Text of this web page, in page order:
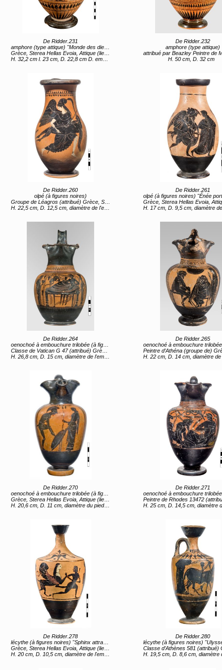
De Ridder.231
amphore (type attique) "Monde des dieux et monde des héros"
Grèce, Sterea Hellas Evoia, Attique (lieu de création) 2e moitié 6e siècle av JC
H. 32,2 cm l. 23 cm, D. 22,8 cm D. embouchure 15,7 cm
De Ridder.232
amphore (type attique)
attribué par Beazley Peintre de Munich 1519 (attribué) Grèce, Sterea Hellas Evoia, Attique (lieu de création) 4e
H. 50 cm, D. 32 cm
De Ridder.260
olpé (à figures noires)
Groupe de Léagros (attribué) Grèce, Sterea Hellas Evoia, Attique (lieu de création) 4e quart 6e siècle av JC
H. 22,5 cm, D. 12,5 cm, diamètre de l'embouchure 9,6 cm, diamètre du pied 8,5 cm
De Ridder.261
olpé (à figures noires) "Énée portant Anchise" (titre
Grèce, Sterea Hellas Evoia, Attique (lieu de création) 2e moitié
H. 17 cm, D. 9,5 cm, diamètre de l'embouchure 5,9 cm, diamètre
De Ridder.264
oenochoé à embouchure trilobée (à figures noires) "Symposion : Héraclès et Dionysos" (titre d'usage)
Classe de Vatican G 47 (attribué) Grèce, Sterea Hellas Evoia, Attique (lieu de création) 2e moitié 6e siècle av JC
H. 26,8 cm, D. 15 cm, diamètre de l'embouchure 10,5 cm, diamètre du pied 9 cm
De Ridder.265
oenochoé à embouchure trilobée (à figures noires) "Ambassade d'Ulysse auprès
Peintre d’Athéna (groupe de) Grèce, Sterea Hellas Evoia, Attique (lieu de création) 2e
H. 22 cm, D. 14 cm, diamètre de l'embouchure 10,1 cm, diamètre du
De Ridder.270
oenochoé à embouchure trilobée (à figures noires) "Guerrier s'armant et femme" (titre d'usage)
Grèce, Sterea Hellas Evoia, Attique (lieu de création) 6e siècle av JC
H. 20,6 cm, D. 11 cm, diamètre du pied 5,6 cm
De Ridder.271
oenochoé à embouchure trilobée (à figures noires) "Symposion avec Héraklès et le centaure
Peintre de Rhodes 13472 (attribué) Grèce, Sterea Hellas Evoia, Attique (lieu de création) 2e
H. 25 cm, D. 14,5 cm, diamètre de l'embouchure 9,6 cm, diamètre
De Ridder.278
lécythe (à figures noires) "Sphinx attrapant un jeune homme" (titre d'usage)
Grèce, Sterea Hellas Evoia, Attique (lieu de création) 2e moitié 6e siècle av JC
H. 20 cm, D. 10,5 cm, diamètre de l'embouchure 3,7 cm, diamètre du pied 6 cm
De Ridder.280
lécythe (à figures noires) "Ulysse et Polyphème" (titre
Classe d’Athènes 581 (attribué) Grèce, Sterea Hellas Evoia, Attique (lieu de création) 1er
H. 19,5 cm, D. 8,6 cm, diamètre de l'embouchure 5,1 cm, diamètre du